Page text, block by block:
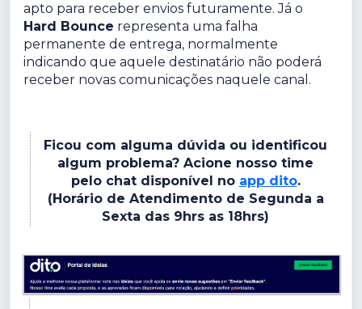
apto para receber envios futuramente. Já o
Hard Bounce representa uma falha
permanente de entrega, normalmente
indicando que aquele destinatário não poderá
receber novas comunicações naquele canal.
Ficou com alguma dúvida ou identificou
algum problema? Acione nosso time
pelo chat disponível no app dito.
(Horário de Atendimento de Segunda a
Sexta das 9hrs as 18hrs)